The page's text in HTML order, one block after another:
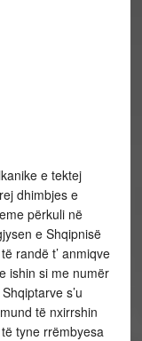
e tektej
dhimbjes e
përkuli në
e Shqipnisë
randë t’ anmiqve
ishin si me numër
s’u
të nxirrshin
tyne rrëmbyesa